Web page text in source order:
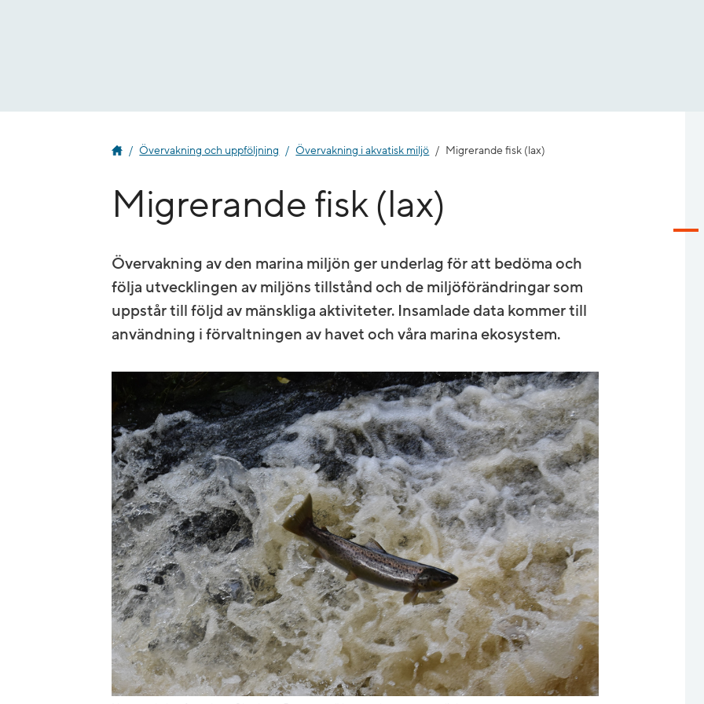
Övervakning och uppföljning Övervakning i akvatisk miljö Migrerande fisk (lax)
Migrerande fisk (lax)
Övervakning av den marina miljön ger underlag för att bedöma och
följa utvecklingen av miljöns tillstånd och de miljöförändringar som
uppstår till följd av mänskliga aktiviteter. Insamlade data kommer till
användning i förvaltningen av havet och våra marina ekosystem.